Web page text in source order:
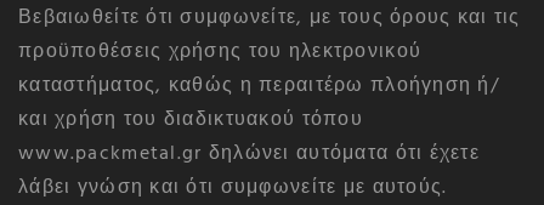
Βεβαιωθείτε ότι συμφωνείτε, με τους όρους και τις
προϋποθέσεις χρήσης του ηλεκτρονικού
καταστήματος, καθώς η περαιτέρω πλοήγηση ή/
και χρήση του διαδικτυακού τόπου
www.packmetal.gr δηλώνει αυτόματα ότι έχετε
λάβει γνώση και ότι συμφωνείτε με αυτούς.